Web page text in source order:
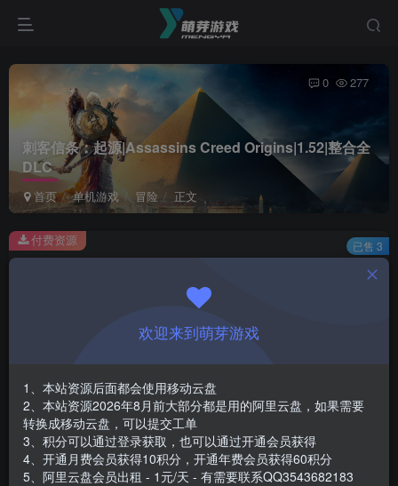
刺客信条：起源|Assassins Creed Origins|1.52|整合全
DLC
首页 单机游戏 冒险 正文
0 277
此内容为付费资源，请付费后查看
￥1
免费
登录购买
安装包大小
游戏本体大小
73.12 GB
付费资源 已售 3
欢迎来到萌芽游戏
1、本站资源后面都会使用移动云盘
2、本站资源2026年8月前大部分都是用的阿里云盘，如果需要
转换成移动云盘，可以提交工单
3、积分可以通过登录获取，也可以通过开通会员获得
4、开通月费会员获得10积分，开通年费会员获得60积分
5、阿里云盘会员出租 - 1元/天 - 有需要联系QQ3543682183